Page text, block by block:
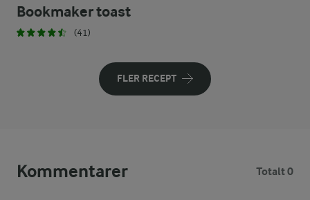
Bookmaker toast
(41)
FLER RECEPT
Kommentarer Totalt 0